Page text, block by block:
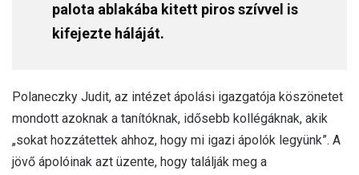
palota ablakába kitett piros szívvel is
kifejezte háláját.
Polaneczky Judit, az intézet ápolási igazgatója köszönetet
mondott azoknak a tanítóknak, idősebb kollégáknak, akik
„sokat hozzátettek ahhoz, hogy mi igazi ápolók legyünk”. A
jövő ápolóinak azt üzente, hogy találják meg a